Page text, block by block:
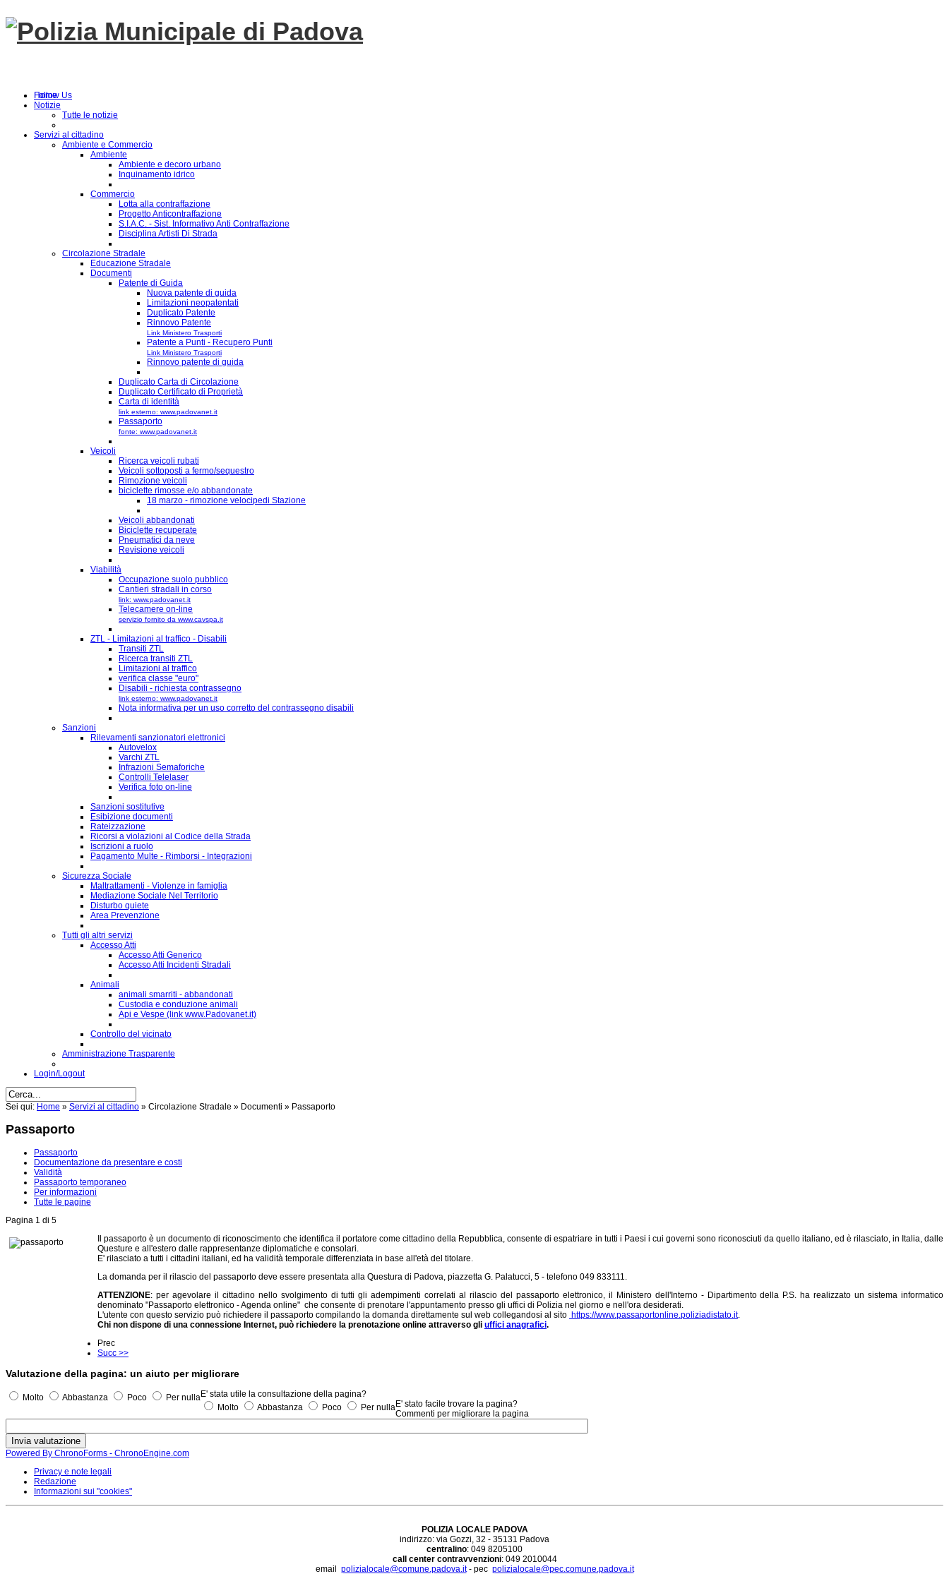
Follow Us
Home
Notizie
Tutte le notizie
Servizi al cittadino
Ambiente e Commercio
Ambiente
Ambiente e decoro urbano
Inquinamento idrico
Commercio
Lotta alla contraffazione
Progetto Anticontraffazione
S.I.A.C. - Sist. Informativo Anti Contraffazione
Disciplina Artisti Di Strada
Circolazione Stradale
Educazione Stradale
Documenti
Patente di Guida
Nuova patente di guida
Limitazioni neopatentati
Duplicato Patente
Rinnovo Patente
Link Ministero Trasporti
Patente a Punti - Recupero Punti
Link Ministero Trasporti
Rinnovo patente di guida
Duplicato Carta di Circolazione
Duplicato Certificato di Proprietà
Carta di identità
link esterno: www.padovanet.it
Passaporto
fonte: www.padovanet.it
Veicoli
Ricerca veicoli rubati
Veicoli sottoposti a fermo/sequestro
Rimozione veicoli
biciclette rimosse e/o abbandonate
18 marzo - rimozione velocipedi Stazione
Veicoli abbandonati
Biciclette recuperate
Pneumatici da neve
Revisione veicoli
Viabilità
Occupazione suolo pubblico
Cantieri stradali in corso
link: www.padovanet.it
Telecamere on-line
servizio fornito da www.cavspa.it
ZTL - Limitazioni al traffico - Disabili
Transiti ZTL
Ricerca transiti ZTL
Limitazioni al traffico
verifica classe "euro"
Disabili - richiesta contrassegno
link esterno: www.padovanet.it
Nota informativa per un uso corretto del contrassegno disabili
Sanzioni
Rilevamenti sanzionatori elettronici
Autovelox
Varchi ZTL
Infrazioni Semaforiche
Controlli Telelaser
Verifica foto on-line
Sanzioni sostitutive
Esibizione documenti
Rateizzazione
Ricorsi a violazioni al Codice della Strada
Iscrizioni a ruolo
Pagamento Multe - Rimborsi - Integrazioni
Sicurezza Sociale
Maltrattamenti - Violenze in famiglia
Mediazione Sociale Nel Territorio
Disturbo quiete
Area Prevenzione
Tutti gli altri servizi
Accesso Atti
Accesso Atti Generico
Accesso Atti Incidenti Stradali
Animali
animali smarriti - abbandonati
Custodia e conduzione animali
Api e Vespe (link www.Padovanet.it)
Controllo del vicinato
Amministrazione Trasparente
Login/Logout
Sei qui: Home » Servizi al cittadino » Circolazione Stradale » Documenti » Passaporto
Passaporto
Passaporto
Documentazione da presentare e costi
Validità
Passaporto temporaneo
Per informazioni
Tutte le pagine
Pagina 1 di 5
Il passaporto è un documento di riconoscimento che identifica il portatore come cittadino della Repubblica, consente di espatriare in tutti i Paesi i cui governi sono riconosciuti da quello italiano, ed è rilasciato, in Italia, dalle
Questure e all'estero dalle rappresentanze diplomatiche e consolari.
E' rilasciato a tutti i cittadini italiani, ed ha validità temporale differenziata in base all'età del titolare.
La domanda per il rilascio del passaporto deve essere presentata alla Questura di Padova, piazzetta G. Palatucci, 5 - telefono 049 833111.
ATTENZIONE: per agevolare il cittadino nello svolgimento di tutti gli adempimenti correlati al rilascio del passaporto elettronico, il Ministero dell'Interno - Dipartimento della P.S. ha realizzato un sistema informatico
denominato "Passaporto elettronico - Agenda online" che consente di prenotare l'appuntamento presso gli uffici di Polizia nel giorno e nell'ora desiderati.
L'utente con questo servizio può richiedere il passaporto compilando la domanda direttamente sul web collegandosi al sito https://www.passaportonline.poliziadistato.it.
Chi non dispone di una connessione Internet, può richiedere la prenotazione online attraverso gli uffici anagrafici.
Prec
Succ >>
Valutazione della pagina: un aiuto per migliorare
E' stata utile la consultazione della pagina?
Molto Abbastanza Poco Per nulla
E' stato facile trovare la pagina?
Molto Abbastanza Poco Per nulla
Commenti per migliorare la pagina
Powered By ChronoForms - ChronoEngine.com
Privacy e note legali
Redazione
Informazioni sui "cookies"
POLIZIA LOCALE PADOVA
indirizzo: via Gozzi, 32 - 35131 Padova
centralino: 049 8205100
call center contravvenzioni: 049 2010044
email polizialocale@comune.padova.it- pec polizialocale@pec.comune.padova.it